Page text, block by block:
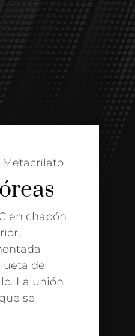
Metacrilato
en chapón
de
La unión
se